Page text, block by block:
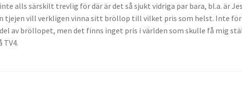
alls särskilt trevlig för där är det så sjukt vidriga par bara, bl.a. är
tjejen vill verkligen vinna sitt bröllop till vilket pris som helst. Inte
av bröllopet, men det finns inget pris i världen som skulle få mig